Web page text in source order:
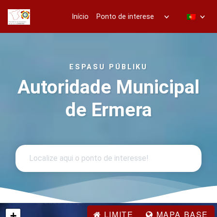
Início Ponto de interese
ESPASU PÚBLIKU
Autoridade Municipal
de Ermera
LIMITE MAPA BASE